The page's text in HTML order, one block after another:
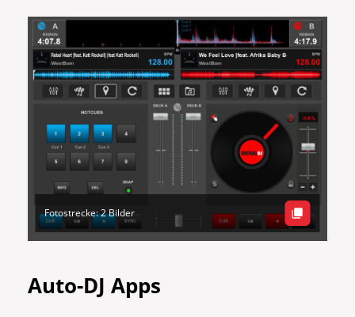
Fotostrecke: 2 Bilder
Auto-DJ Apps